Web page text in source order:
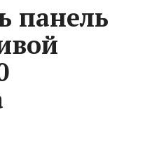
панель